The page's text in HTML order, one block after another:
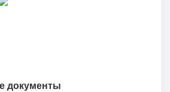
документы